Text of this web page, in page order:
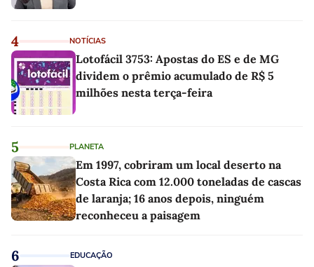
4 NOTÍCIAS
Lotofácil 3753: Apostas do ES e de MG
dividem o prêmio acumulado de R$ 5
milhões nesta terça-feira
5 PLANETA
Em 1997, cobriram um local deserto na
Costa Rica com 12.000 toneladas de cascas
de laranja; 16 anos depois, ninguém
reconheceu a paisagem
6 EDUCAÇÃO